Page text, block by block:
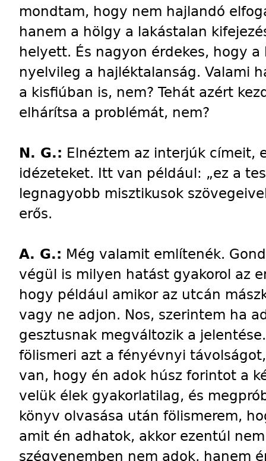
mondtam, hogy nem hajlandó
hanem a hölgy a lakástalan
helyett. És nagyon érdekes, hogy
nyelvileg a hajléktalanság. Valami
a kisfiúban is, nem? Tehát azért
elhárítsa a problémát, nem?
N. G.: Elnéztem az interjúk címeit,
idézeteket. Itt van például: „ez a
legnagyobb misztikusok
erős.
A. G.: Még valamit említenék.
végül is milyen hatást gyakorol az
hogy például amikor az utcán
vagy ne adjon. Nos, szerintem ha
gesztusnak megváltozik a
fölismeri azt a fényévnyi
van, hogy én adok húsz forintot a
velük élek gyakorlatilag, és
könyv olvasása után fölismerem,
amit én adhatok, akkor ezentúl
szégyenemben nem adok, hanem